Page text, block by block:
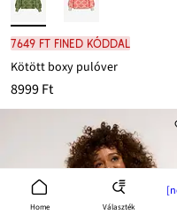
Home Választék
7649 Ft FINED kóddal
Kötött boxy pulóver
8999 Ft